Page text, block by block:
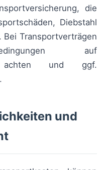
die
Diebstahl
Bei Transportverträgen
auf
achten und ggf.
und